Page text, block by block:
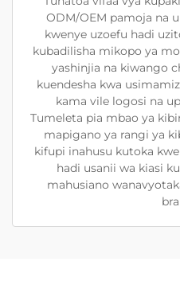
ODM/OEM pamoja na
kwenye uzoefu hadi
kubadilisha mikopo ya
yashinjia na kiwango
kuendesha kwa
kama vile logosi na
Tumeleta pia mbao ya
mapigano ya rangi ya
kifupi inahusu kutoka
hadi usanii wa kiasi
mahusiano